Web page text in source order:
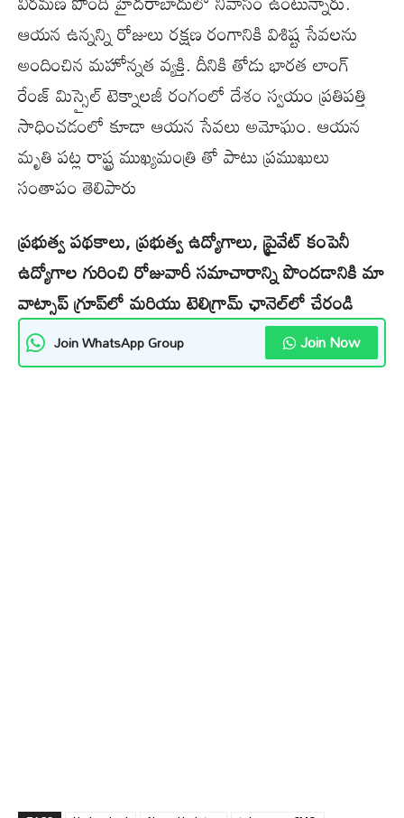
ఆయన ఉన్నన్ని రోజులు రక్షణ రంగానికి విశిష్ట సేవలను
అందించిన మహోన్నత వ్యక్తి. దీనికి తోడు భారత లాంగ్
రేంజ్ మిస్సైల్ టెక్నాలజీ రంగంలో దేశం స్వయం ప్రతిపత్తి
సాధించడంలో కూడా ఆయన సేవలు అమోఘం. ఆయన
మృతి పట్ల రాష్ట్ర ముఖ్యమంత్రి తో పాటు ప్రముఖులు
సంతాపం తెలిపారు
ప్రభుత్వ పథకాలు, ప్రభుత్వ ఉద్యోగాలు, ప్రైవేట్ కంపెనీ
ఉద్యోగాల గురించి రోజువారీ సమాచారాన్ని పొందడానికి మా
వాట్సాప్ గ్రూప్‌లో మరియు టెలిగ్రామ్ ఛానెల్‌లో చేరండి
Join WhatsApp Group Join Now